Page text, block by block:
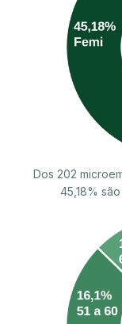
Dos 202
45,18%